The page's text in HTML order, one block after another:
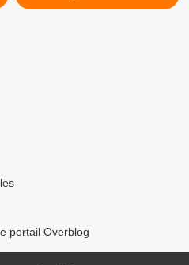
portail Overblog